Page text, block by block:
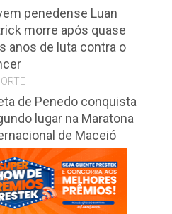
penedense Luan
morre após quase
anos de luta contra o
de Penedo conquista
lugar na Maratona
de Maceió